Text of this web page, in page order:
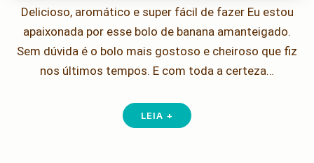
Delicioso, aromático e super fácil de fazer Eu estou
apaixonada por esse bolo de banana amanteigado.
Sem dúvida é o bolo mais gostoso e cheiroso que fiz
nos últimos tempos. E com toda a certeza…
LEIA +